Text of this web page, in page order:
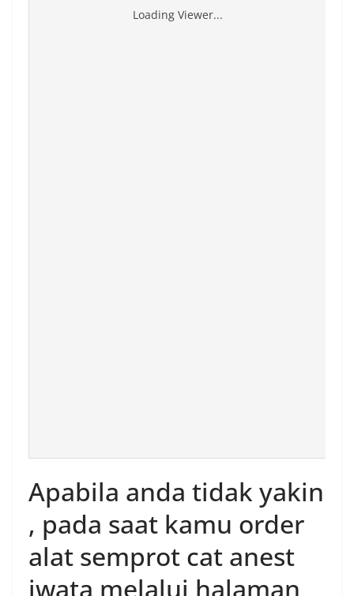
Loading Viewer...
Apabila anda tidak yakin
, pada saat kamu order
alat semprot cat anest
iwata melalui halaman